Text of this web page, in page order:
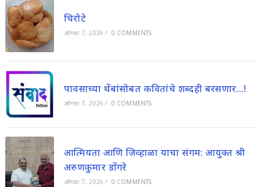
चिरोटे
ऑगस्ट 7, 2026 / 0 COMMENTS
पावसाच्या थेंबांसोबत कवितांचे शब्दही बरसणार…!
ऑगस्ट 7, 2026 / 0 COMMENTS
आत्मियता आणि जिव्हाळा याचा संगम: आयुक्त श्री
अरुणकुमार डोंगरे
ऑगस्ट 7, 2026 / 0 COMMENTS